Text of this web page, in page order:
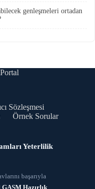
genleşmeleri ortadan
Sözleşmesi
Örnek Sorular
Yeterlilik
başarıyla
Hazırlık